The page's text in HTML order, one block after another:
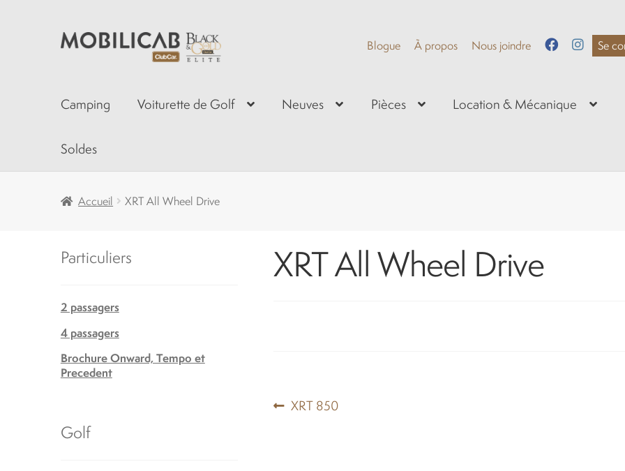
Aller
navigation
Aller
Blogue À propos Nous joindre Se
Camping Voiturette de Golf Neuves Pièces Location & Mécanique
Soldes
Accueil XRT All Wheel Drive
XRT All Wheel Drive
Navigation
Article
XRT 850
Particuliers
2 passagers
4 passagers
Brochure Onward, Tempo et
Precedent
Golf